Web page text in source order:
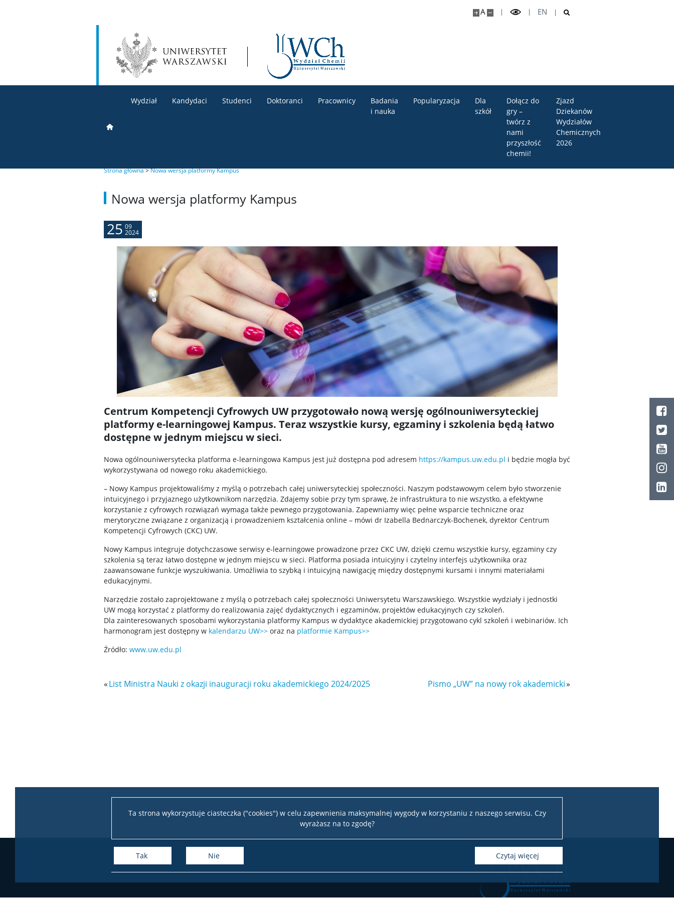
Ta strona wykorzystuje ciasteczka ("cookies") w celu zapewnienia maksymalnej wygody w korzystaniu z naszego serwisu. Czy
wyrażasz na to zgodę?
Tak Nie czytaj więcej
A EN
Wydział Kandydaci Studenci Doktoranci Pracownicy
Badania
i nauka
Popularyzacja
Dla
szkół
Dołącz do
gry –
twórz z
nami
przyszłość
chemii!
Zjazd
Dziekanów
Wydziałów
Chemicznych
2026
Strona główna>Nowa wersja platformy Kampus
Nowa wersja platformy Kampus
25 09
2024
Centrum Kompetencji Cyfrowych UW przygotowało nową wersję ogólnouniwersyteckiej
platformy e-learningowej Kampus. Teraz wszystkie kursy, egzaminy i szkolenia będą łatwo
dostępne w jednym miejscu w sieci.
Nowa ogólnouniwersytecka platforma e-learningowa Kampus jest już dostępna pod adresem https://kampus.uw.edu.pl i będzie mogła być
wykorzystywana od nowego roku akademickiego.
– Nowy Kampus projektowaliśmy z myślą o potrzebach całej uniwersyteckiej społeczności. Naszym podstawowym celem było stworzenie
intuicyjnego i przyjaznego użytkownikom narzędzia. Zdajemy sobie przy tym sprawę, że infrastruktura to nie wszystko, a efektywne
korzystanie z cyfrowych rozwiązań wymaga także pewnego przygotowania. Zapewniamy więc pełne wsparcie techniczne oraz
merytoryczne związane z organizacją i prowadzeniem kształcenia online – mówi dr Izabella Bednarczyk-Bochenek, dyrektor Centrum
Kompetencji Cyfrowych (CKC) UW.
Nowy Kampus integruje dotychczasowe serwisy e-learningowe prowadzone przez CKC UW, dzięki czemu wszystkie kursy, egzaminy czy
szkolenia są teraz łatwo dostępne w jednym miejscu w sieci. Platforma posiada intuicyjny i czytelny interfejs użytkownika oraz
zaawansowane funkcje wyszukiwania. Umożliwia to szybką i intuicyjną nawigację między dostępnymi kursami i innymi materiałami
edukacyjnymi.
Narzędzie zostało zaprojektowane z myślą o potrzebach całej społeczności Uniwersytetu Warszawskiego. Wszystkie wydziały i jednostki
UW mogą korzystać z platformy do realizowania zajęć dydaktycznych i egzaminów, projektów edukacyjnych czy szkoleń.
Dla zainteresowanych sposobami wykorzystania platformy Kampus w dydaktyce akademickiej przygotowano cykl szkoleń i webinariów. Ich
harmonogram jest dostępny w kalendarzu UW>> oraz na platformie Kampus>>
Źródło: www.uw.edu.pl
«List Ministra Nauki z okazji inauguracji roku akademickiego 2024/2025 Pismo „UW” na nowy rok akademicki»